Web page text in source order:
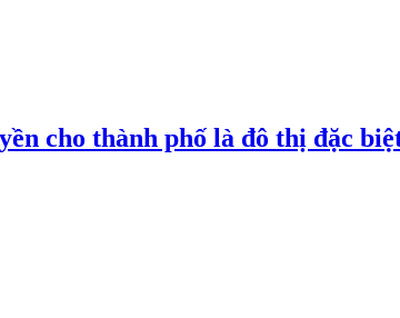
cho thành phố là đô thị đặc